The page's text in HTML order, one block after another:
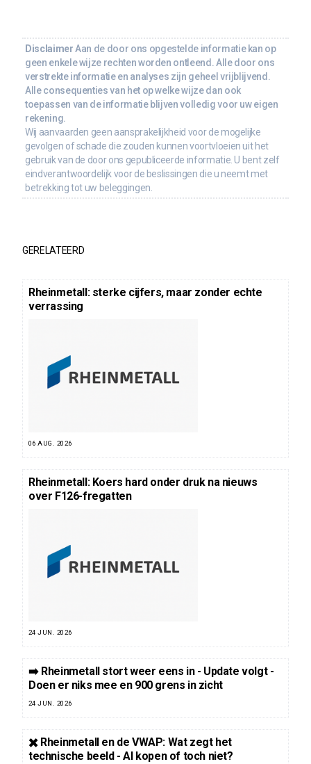
Disclaimer Aan de door ons opgestelde informatie kan op
geen enkele wijze rechten worden ontleend. Alle door ons
verstrekte informatie en analyses zijn geheel vrijblijvend.
Alle consequenties van het op welke wijze dan ook
toepassen van de informatie blijven volledig voor uw eigen
rekening.
Wij aanvaarden geen aansprakelijkheid voor de mogelijke
gevolgen of schade die zouden kunnen voortvloeien uit het
gebruik van de door ons gepubliceerde informatie. U bent zelf
eindverantwoordelijk voor de beslissingen die u neemt met
betrekking tot uw beleggingen.
GERELATEERD
Rheinmetall: sterke cijfers, maar zonder echte
verrassing
06 AUG. 2026
Rheinmetall: Koers hard onder druk na nieuws
over F126-fregatten
24 JUN. 2026
➡️ Rheinmetall stort weer eens in - Update volgt -
Doen er niks mee en 900 grens in zicht
24 JUN. 2026
✖️ Rheinmetall en de VWAP: Wat zegt het
technische beeld - Al kopen of toch niet?